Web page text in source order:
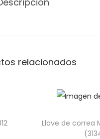
relacionados
Llave de correa